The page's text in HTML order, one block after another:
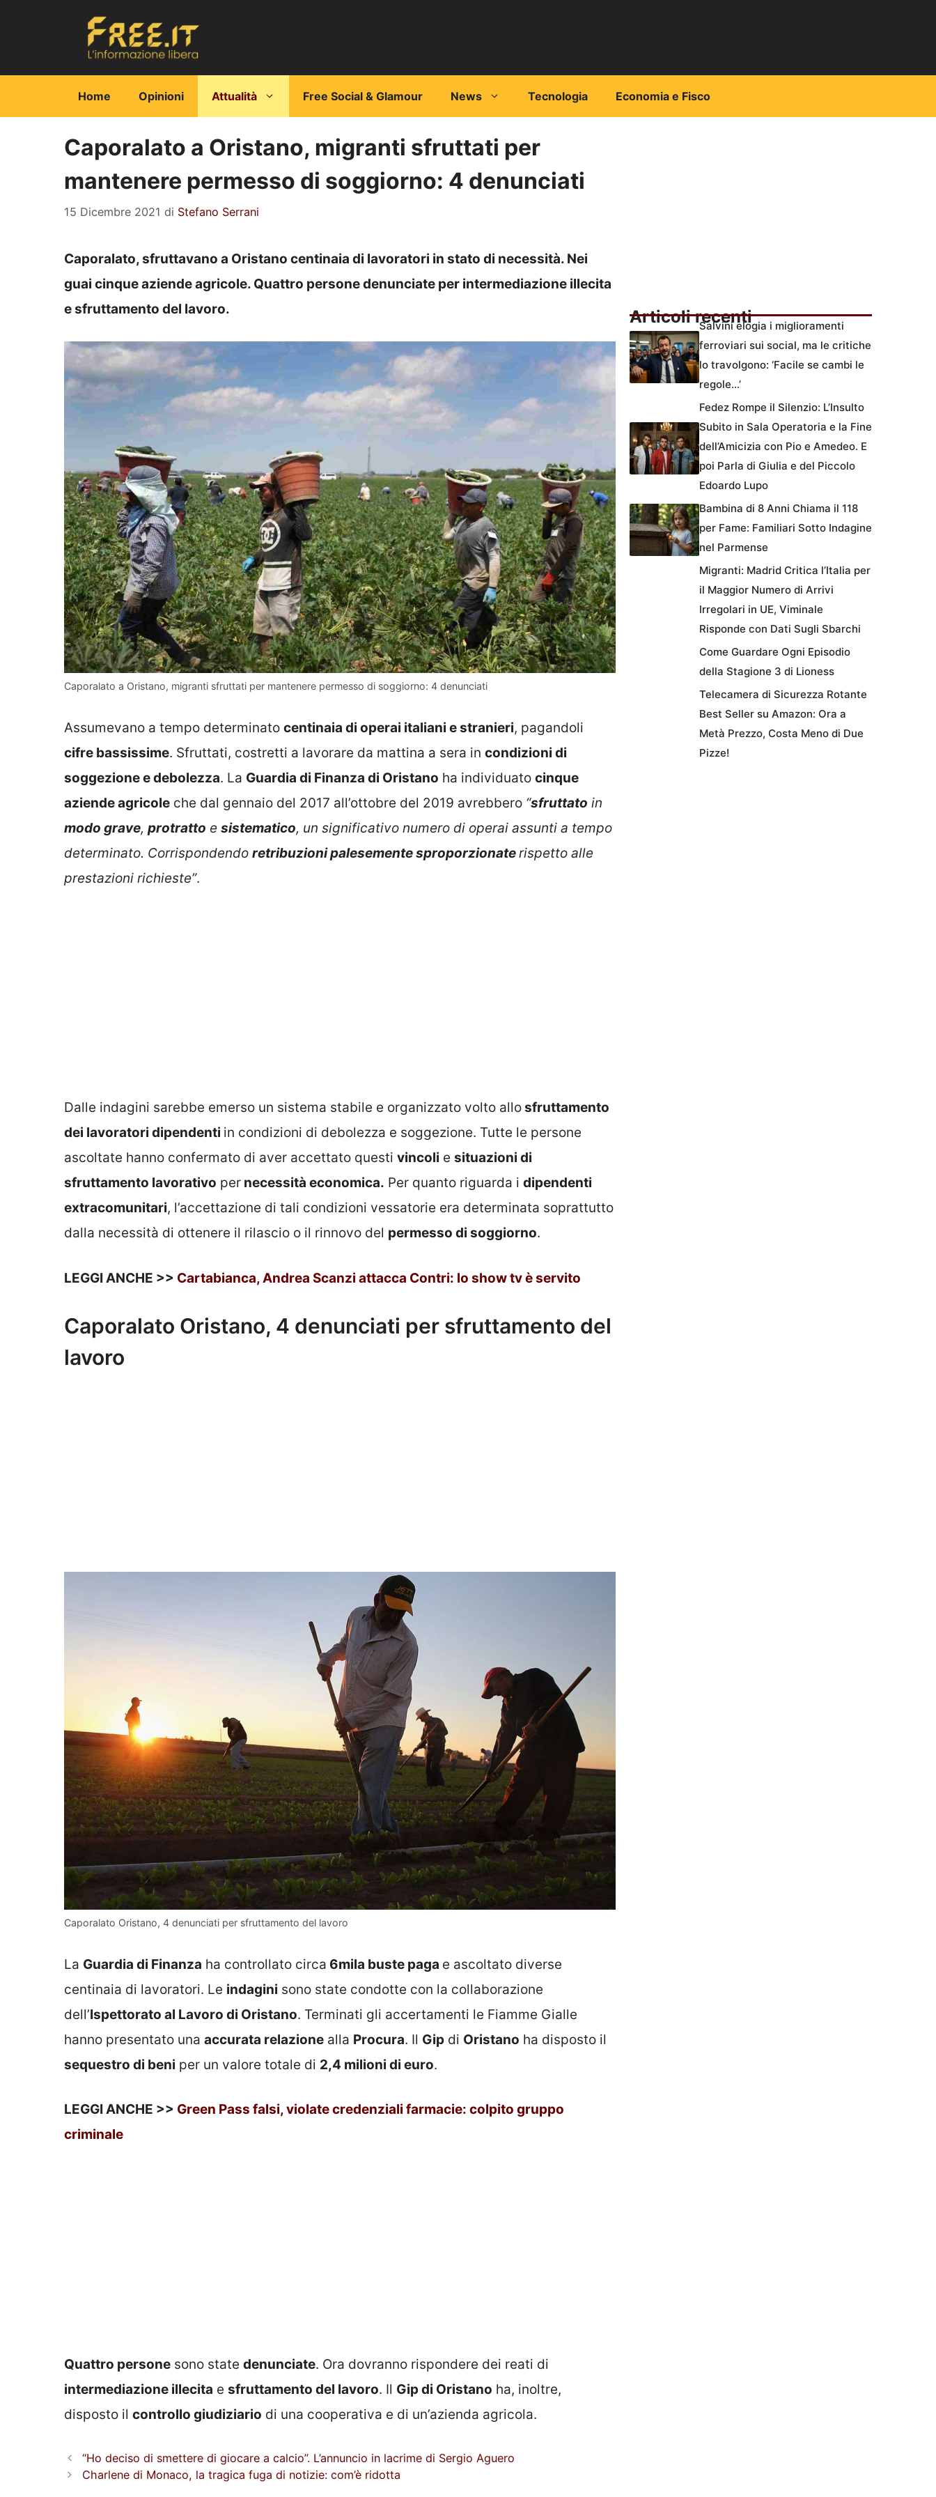
Home Opinioni Attualità Free Social & Glamour News Tecnologia Economia e Fisco
Caporalato a Oristano, migranti sfruttati per
mantenere permesso di soggiorno: 4 denunciati
15 Dicembre 2021 di Stefano Serrani
Caporalato, sfruttavano a Oristano centinaia di lavoratori in stato di necessità. Nei
guai cinque aziende agricole. Quattro persone denunciate per intermediazione illecita
e sfruttamento del lavoro.
Caporalato a Oristano, migranti sfruttati per mantenere permesso di soggiorno: 4 denunciati
Assumevano a tempo determinato centinaia di operai italiani e stranieri, pagandoli
cifre bassissime. Sfruttati, costretti a lavorare da mattina a sera in condizioni di
soggezione e debolezza. La Guardia di Finanza di Oristano ha individuato cinque
aziende agricole che dal gennaio del 2017 all’ottobre del 2019 avrebbero “sfruttato in
modo grave, protratto e sistematico, un significativo numero di operai assunti a tempo
determinato. Corrispondendo retribuzioni palesemente sproporzionaterispetto alle
prestazioni richieste”.
Dalle indagini sarebbe emerso un sistema stabile e organizzato volto allosfruttamento
dei lavoratori dipendenti in condizioni di debolezza e soggezione. Tutte le persone
ascoltate hanno confermato di aver accettato questi vincoli e situazioni di
sfruttamento lavorativo per necessità economica. Per quanto riguarda i dipendenti
extracomunitari, l’accettazione di tali condizioni vessatorie era determinata soprattutto
dalla necessità di ottenere il rilascio o il rinnovo del permesso di soggiorno.
LEGGI ANCHE >> Cartabianca, Andrea Scanzi attacca Contri: lo show tv è servito
Caporalato Oristano, 4 denunciati per sfruttamento del
lavoro
Caporalato Oristano, 4 denunciati per sfruttamento del lavoro
La Guardia di Finanza ha controllato circa 6mila buste paga e ascoltato diverse
centinaia di lavoratori. Le indagini sono state condotte con la collaborazione
dell’Ispettorato al Lavoro di Oristano. Terminati gli accertamenti le Fiamme Gialle
hanno presentato una accurata relazione alla Procura. Il Gip di Oristano ha disposto il
sequestro di beni per un valore totale di 2,4 milioni di euro.
LEGGI ANCHE >> Green Pass falsi, violate credenziali farmacie: colpito gruppo
criminale
Quattro persone sono state denunciate. Ora dovranno rispondere dei reati di
intermediazione illecita e sfruttamento del lavoro. Il Gip di Oristano ha, inoltre,
disposto il controllo giudiziario di una cooperativa e di un’azienda agricola.
“Ho deciso di smettere di giocare a calcio”. L’annuncio in lacrime di Sergio Aguero
Charlene di Monaco, la tragica fuga di notizie: com’è ridotta
Articoli recentiSalvini elogia i miglioramenti
ferroviari sui social, ma le critiche
lo travolgono: ‘Facile se cambi le
regole…’
Fedez Rompe il Silenzio: L’Insulto
Subito in Sala Operatoria e la Fine
dell’Amicizia con Pio e Amedeo. E
poi Parla di Giulia e del Piccolo
Edoardo Lupo
Bambina di 8 Anni Chiama il 118
per Fame: Familiari Sotto Indagine
nel Parmense
Migranti: Madrid Critica l’Italia per
il Maggior Numero di Arrivi
Irregolari in UE, Viminale
Risponde con Dati Sugli Sbarchi
Come Guardare Ogni Episodio
della Stagione 3 di Lioness
Telecamera di Sicurezza Rotante
Best Seller su Amazon: Ora a
Metà Prezzo, Costa Meno di Due
Pizze!